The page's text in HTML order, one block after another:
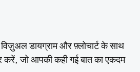
डायग्राम और फ़्लोचार्ट के साथ
करें, जो आपकी कही गई बात का एकदम